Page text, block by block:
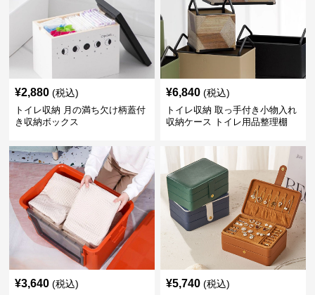
¥2,880 (税込)
トイレ収納 月の満ち欠け柄蓋付
き収納ボックス
¥6,840 (税込)
トイレ収納 取っ手付き小物入れ
収納ケース トイレ用品整理棚
¥3,640 (税込) ¥5,740 (税込)